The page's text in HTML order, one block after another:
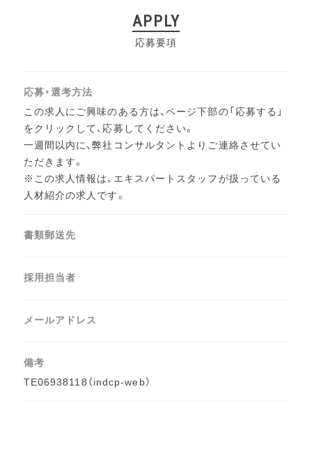
APPLY
応募要項
応募・選考方法
この求人にご興味のある方は、ページ下部の「応募する」
をクリックして、応募してください。
一週間以内に、弊社コンサルタントよりご連絡させてい
ただきます。
※この求人情報は、エキスパートスタッフが扱っている
人材紹介の求人です。
書類郵送先
採用担当者
メールアドレス
備考
TE06938118（indcp-web）